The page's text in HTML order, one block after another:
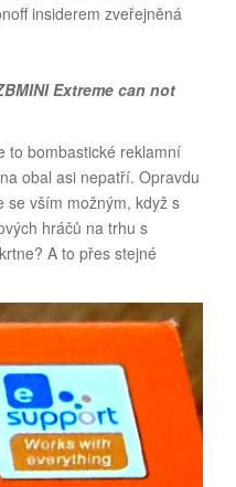
insiderem zveřejněná
Extreme can not
to bombastické reklamní
obal asi nepatří. Opravdu
se vším možným, když s
hráčů na trhu s
A to přes stejné